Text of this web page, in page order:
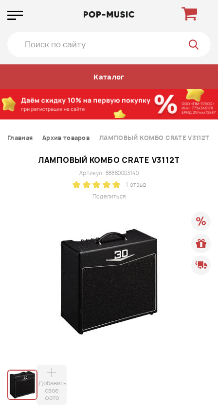
Каталог
Главная Архив товаров ЛАМПОВЫЙ КОМБО CRATE V3112T
ЛАМПОВЫЙ КОМБО CRATE V3112T
Поделиться
Артикул: 88880003140
1 отзыв
Добавить
свое
фото